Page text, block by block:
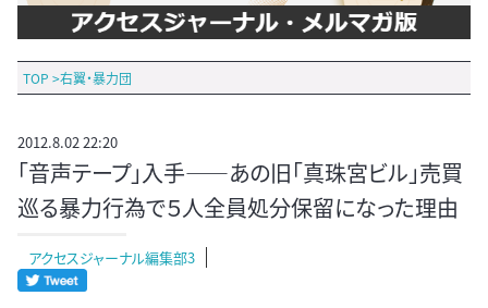
TOP >右翼・暴力団
2012.8.02 22:20
「音声テープ」入手――あの旧「真珠宮ビル」売買
巡る暴力行為で５人全員処分保留になった理由
アクセスジャーナル編集部3